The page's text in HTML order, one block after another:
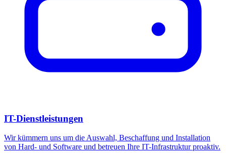
IT-Dienstleistungen
Wir kümmern uns um die Auswahl, Beschaffung und Installation
von Hard- und Software und betreuen Ihre IT-Infrastruktur proaktiv.